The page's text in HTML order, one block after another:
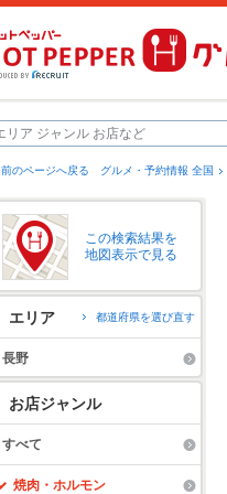
前のページへ戻る グルメ・予約情報 全国
この検索結果を
地図表示で見る
エリア 都道府県を選び直す
長野
お店ジャンル
すべて
焼肉・ホルモン